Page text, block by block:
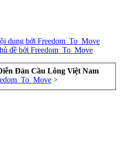
dung bởi Freedom_To_Move
đề bởi Freedom_To_Move
Đàn Cầu Lông Việt Nam
>